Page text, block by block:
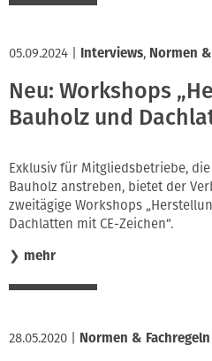
Soziales & Tarifpolitik
Verband & Innungen
Innung
05.09.2024 Interviews, Normen
Neu: Workshops
Bauholz und
Exklusiv für Mitgliedsbetriebe,
Bauholz anstreben, bietet der
zweitägige Workshops
Dachlatten mit CE-Zeichen“.
❯ mehr
28.05.2020 Normen & Fachregeln